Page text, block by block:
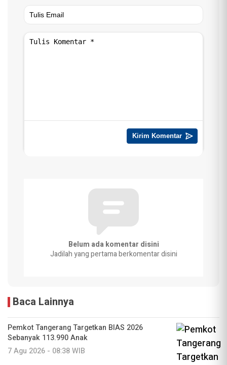
Belum ada komentar disini
Jadilah yang pertama berkomentar disini
Baca Lainnya
Pemkot Tangerang Targetkan BIAS 2026
Sebanyak 113.990 Anak
7 Agu 2026 - 08:38 WIB